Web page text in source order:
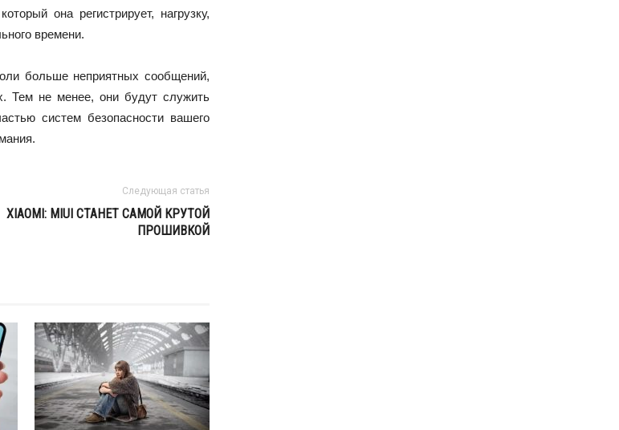
она регистрирует, нагрузку,
времени.
больше неприятных сообщений,
Тем не менее, они будут служить
систем безопасности вашего
Следующая статья
XIAOMI: MIUI СТАНЕТ САМОЙ КРУТОЙ
ПРОШИВКОЙ